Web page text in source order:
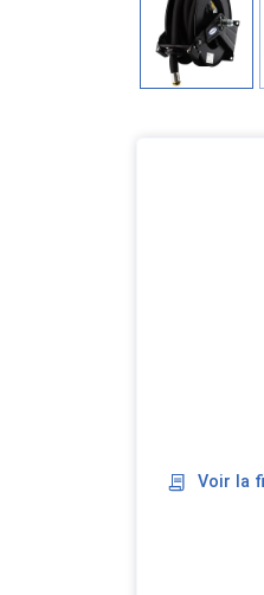
Voir la